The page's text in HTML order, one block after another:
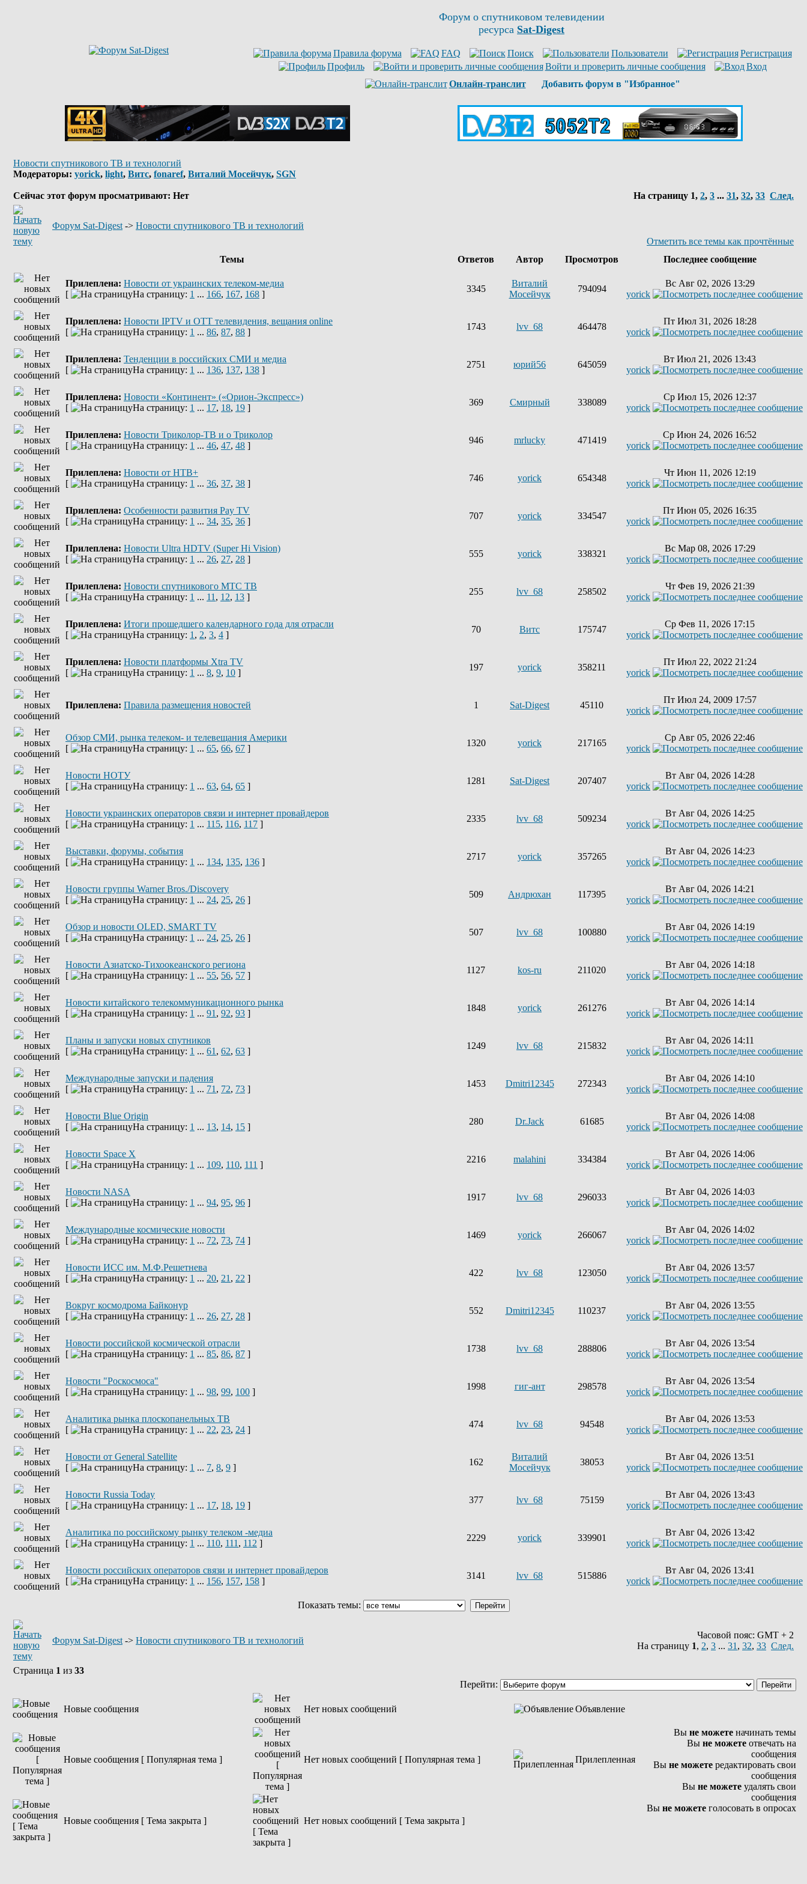
Форум о спутниковом телевидении
ресурса Sat-Digest
Правила форума FAQ Поиск Пользователи
Регистрация
Профиль
Войти и проверить личные сообщения
Вход
Онлайн-транслит
Добавить форум в "Избранное"
Новости спутникового ТВ и технологий
Модераторы: yorick, light, Витс, fonaref, Виталий Мосейчук, SGN
Сейчас этот форум просматривают: Нет На страницу 1, 2, 3 ... 31, 32, 33 След.
Форум Sat-Digest -> Новости спутникового ТВ и технологий
Отметить все темы как прочтённые
Темы
Ответов Автор Просмотров Последнее сообщение
Прилеплена: Новости от украинских телеком-медиа
[
На страницу: 1 ... 166, 167, 168 ]
3345
Виталий
Мосейчук
794094
Вс Авг 02, 2026 13:29
yorick
Прилеплена: Новости IPTV и OTT телевидения, вещания online
[
На страницу: 1 ... 86, 87, 88 ]
1743 lvv_68 464478
Пт Июл 31, 2026 18:28
yorick
Прилеплена: Тенденции в российских СМИ и медиа
[
На страницу: 1 ... 136, 137, 138 ]
2751 юрий56 645059
Вт Июл 21, 2026 13:43
yorick
Прилеплена: Новости «Континент» («Орион-Экспресс»)
[
На страницу: 1 ... 17, 18, 19 ]
369 Смирный 338089
Ср Июл 15, 2026 12:37
yorick
Прилеплена: Новости Триколор-ТВ и о Триколор
[
На страницу: 1 ... 46, 47, 48 ]
946 mrlucky 471419
Ср Июн 24, 2026 16:52
yorick
Прилеплена: Новости от НТВ+
[
На страницу: 1 ... 36, 37, 38 ]
746 yorick 654348
Чт Июн 11, 2026 12:19
yorick
Прилеплена: Оcобенности развития Pay TV
[
На страницу: 1 ... 34, 35, 36 ]
707 yorick 334547
Пт Июн 05, 2026 16:35
yorick
Прилеплена: Новости Ultra HDTV (Super Hi Vision)
[
На страницу: 1 ... 26, 27, 28 ]
555 yorick 338321
Вс Мар 08, 2026 17:29
yorick
Прилеплена: Новости спутникового МТС ТВ
[
На страницу: 1 ... 11 , 12, 13 ]
255 lvv_68 258502
Чт Фев 19, 2026 21:39
yorick
Прилеплена: Итоги прошедшего календарного года для отрасли
[
На страницу: 1 , 2, 3, 4 ]
70 Витс 175747
Ср Фев 11, 2026 17:15
yorick
Прилеплена: Новости платформы Xtra TV
[
На страницу: 1 ... 8, 9, 10 ]
197 yorick 358211
Пт Июл 22, 2022 21:24
yorick
Прилеплена: Правила размещения новостей 1 Sat-Digest 45110
Пт Июл 24, 2009 17:57
yorick
Обзор СМИ, рынка телеком- и телевещания Америки
[
На страницу: 1 ... 65, 66, 67 ]
1320 yorick 217165
Ср Авг 05, 2026 22:46
yorick
Новости НОТУ
[
На страницу: 1 ... 63, 64, 65 ]
1281 Sat-Digest 207407
Вт Авг 04, 2026 14:28
yorick
Новости украинских операторов связи и интернет провайдеров
[
На страницу: 1 ... 115, 116, 117 ]
2335 lvv_68 509234
Вт Авг 04, 2026 14:25
yorick
Выставки, форумы, события
[
На страницу: 1 ... 134, 135, 136 ]
2717 yorick 357265
Вт Авг 04, 2026 14:23
yorick
Новости группы Warner Bros./Discovery
[
На страницу: 1 ... 24, 25, 26 ]
509 Андрюхан 117395
Вт Авг 04, 2026 14:21
yorick
Обзор и новости OLED, SMART TV
[
На страницу: 1 ... 24, 25, 26 ]
507 lvv_68 100880
Вт Авг 04, 2026 14:19
yorick
Новости Азиатско-Тихоокеанского региона
[
На страницу: 1 ... 55, 56, 57 ]
1127 kos-ru 211020
Вт Авг 04, 2026 14:18
yorick
Новости китайского телекоммуникационного рынка
[
На страницу: 1 ... 91 , 92, 93 ]
1848 yorick 261276
Вт Авг 04, 2026 14:14
yorick
Планы и запуски новых спутников
[
На страницу: 1 ... 61 , 62, 63 ]
1249 lvv_68 215832
Вт Авг 04, 2026 14:11
yorick
Международные запуски и падения
[
На страницу: 1 ... 71 , 72, 73 ]
1453 Dmitri12345 272343
Вт Авг 04, 2026 14:10
yorick
Новости Blue Origin
[
На страницу: 1 ... 13, 14, 15 ]
280 Dr.Jack 61685
Вт Авг 04, 2026 14:08
yorick
Новости Space X
[
На страницу: 1 ... 109, 110, 111 ]
2216 malahini 334384
Вт Авг 04, 2026 14:06
yorick
Новости NASA
[
На страницу: 1 ... 94, 95, 96 ]
1917 lvv_68 296033
Вт Авг 04, 2026 14:03
yorick
Международные космические новости
[
На страницу: 1 ... 72, 73, 74 ]
1469 yorick 266067
Вт Авг 04, 2026 14:02
yorick
Новости ИСС им. М.Ф.Решетнева
[
На страницу: 1 ... 20, 21 , 22 ]
422 lvv_68 123050
Вт Авг 04, 2026 13:57
yorick
Вокруг космодрома Байконур
[
На страницу: 1 ... 26, 27, 28 ]
552 Dmitri12345 110237
Вт Авг 04, 2026 13:55
yorick
Новости российской космической отрасли
[
На страницу: 1 ... 85, 86, 87 ]
1738 lvv_68 288806
Вт Авг 04, 2026 13:54
yorick
Новости "Роскосмоса"
[
На страницу: 1 ... 98, 99, 100 ]
1998 гиг-ант 298578
Вт Авг 04, 2026 13:54
yorick
Аналитика рынка плоскопанельных ТВ
[
На страницу: 1 ... 22, 23, 24 ]
474 lvv_68 94548
Вт Авг 04, 2026 13:53
yorick
Новости от General Satellite
[
На страницу: 1 ... 7, 8, 9 ]
162
Виталий
Мосейчук
38053
Вт Авг 04, 2026 13:51
yorick
Новости Russia Today
[
На страницу: 1 ... 17, 18, 19 ]
377 lvv_68 75159
Вт Авг 04, 2026 13:43
yorick
Аналитика по российскому рынку телеком -медиа
[
На страницу: 1 ... 110, 111 , 112 ]
2229 yorick 339901
Вт Авг 04, 2026 13:42
yorick
Новости российских операторов связи и интернет провайдеров
[
На страницу: 1 ... 156, 157, 158 ]
3141 lvv_68 515886
Вт Авг 04, 2026 13:41
yorick
Показать темы:
Форум Sat-Digest -> Новости спутникового ТВ и технологий
Часовой пояс: GMT + 2
На страницу 1, 2, 3 ... 31 , 32, 33 След.
Страница 1 из 33
Перейти:
Новые сообщения Нет новых сообщений Объявление
Новые сообщения [ Популярная тема ] Нет новых сообщений [ Популярная тема ] Прилепленная
Новые сообщения [ Тема закрыта ] Нет новых сообщений [ Тема закрыта ]
Вы не можете начинать темы
Вы не можете отвечать на
сообщения
Вы не можете редактировать свои
сообщения
Вы не можете удалять свои
сообщения
Вы не можете голосовать в опросах